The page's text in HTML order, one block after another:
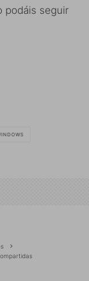
podáis seguir